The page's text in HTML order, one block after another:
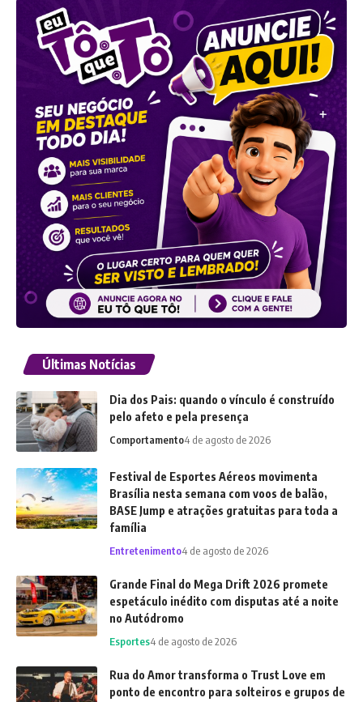
Últimas Notícias
Dia dos Pais: quando o vínculo é construído
pelo afeto e pela presença
Comportamento4 de agosto de 2026
Festival de Esportes Aéreos movimenta
Brasília nesta semana com voos de balão,
BASE Jump e atrações gratuitas para toda a
família
Entretenimento4 de agosto de 2026
Grande Final do Mega Drift 2026 promete
espetáculo inédito com disputas até a noite
no Autódromo
Esportes4 de agosto de 2026
Rua do Amor transforma o Trust Love em
ponto de encontro para solteiros e grupos de